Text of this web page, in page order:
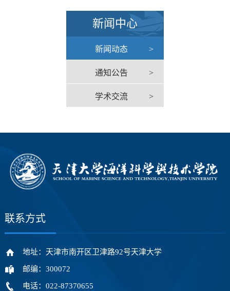
新闻中心
新闻动态 >
通知公告 >
学术交流 >
联系方式
地址：天津市南开区卫津路92号天津大学
邮编：300072
电话：022-87370655